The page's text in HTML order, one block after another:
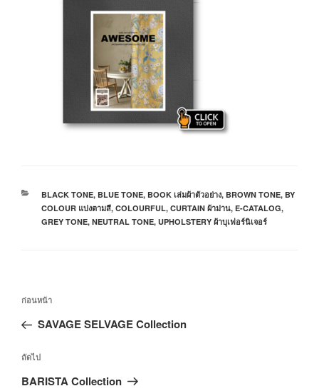
BLACK TONE, BLUE TONE, BOOK เล่มผ้าตัวอย่าง, BROWN TONE, BY
COLOUR แบ่งตามสี, COLOURFUL, CURTAIN ผ้าม่าน, E-CATALOG,
GREY TONE, NEUTRAL TONE, UPHOLSTERY ผ้าบุเฟอร์นิเจอร์
ก่อนหน้า
SAVAGE SELVAGE Collection
ถัดไป
BARISTA Collection